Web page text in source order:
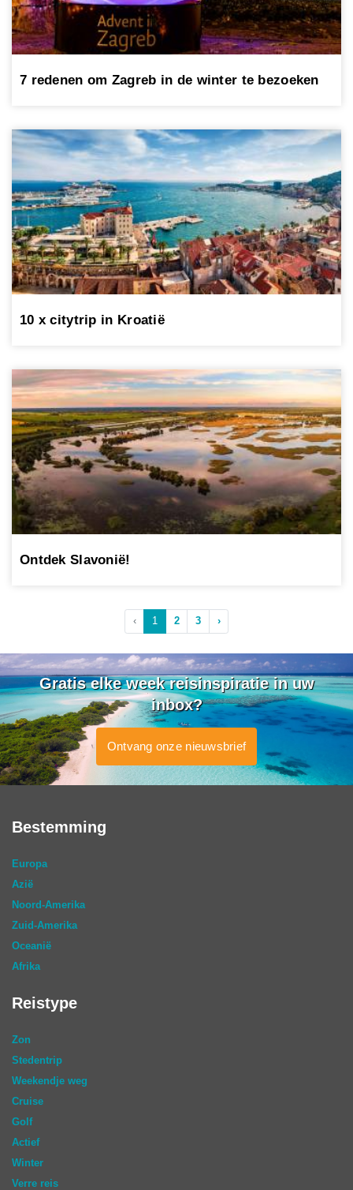
7 redenen om Zagreb in de winter te bezoeken
10 x citytrip in Kroatië
Ontdek Slavonië!
‹ 1 2 3 ›
Gratis elke week reisinspiratie in uw
inbox?
Ontvang onze nieuwsbrief
Bestemming
Europa
Azië
Noord-Amerika
Zuid-Amerika
Oceanië
Afrika
Reistype
Zon
Stedentrip
Weekendje weg
Cruise
Golf
Actief
Winter
Verre reis